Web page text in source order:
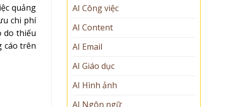
quảng
chi phí
do thiếu
cáo trên
AI Công việc
AI Content
AI Email
AI Giáo dục
AI Hình ảnh
AI Ngôn ngữ